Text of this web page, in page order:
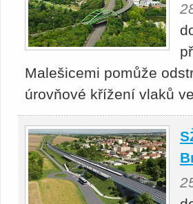
Malešicemi pomůže
úrovňové křížení vlaků